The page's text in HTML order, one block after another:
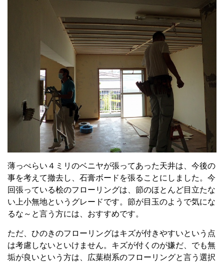
薄っぺらい４ミリのベニヤが張ってあった天井は、今後の
事を考えて撤去し、石膏ボードを張ることにしました。今
回張っている桧のフローリングは、節のほとんど目立たな
い上小無地というグレードです。節が目玉のようで気にな
るな～と言う方には、おすすめです。
ただ、ひのきのフローリングはキズが付きやすいという点
は考慮しないといけません。キズが付くのが嫌だ、でも無
垢が良いという方は、広葉樹系のフローリングと言う選択